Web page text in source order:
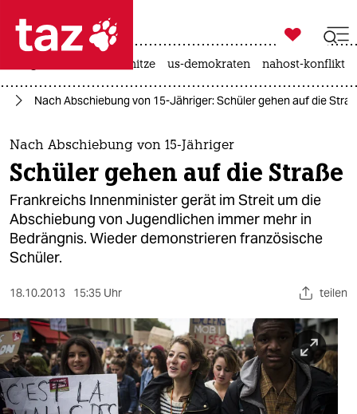
 taz zahl ich
taz zahl ich
themen
politik
öko
gesellschaft
kultur
sport
berlin
nord

taz zahl ich
hitze us-demokraten nahost-konflikt
Nach Abschiebung von 15-Jähriger: Schüler gehen auf die
Nach Abschiebung von 15-Jähriger
Schüler gehen auf die Straße
Frankreichs Innenminister gerät im Streit um die
Abschiebung von Jugendlichen immer mehr in
Bedrängnis. Wieder demonstrieren französische
Schüler.
18.10.2013 15:35 Uhr teilen